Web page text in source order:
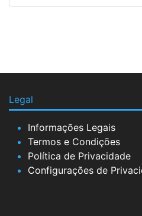
Legal
Informações Legais
Termos e Condições
Política de Privacidade
Configurações de